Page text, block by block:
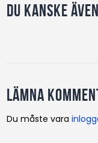
Du kanske
Lämna
Du måste vara